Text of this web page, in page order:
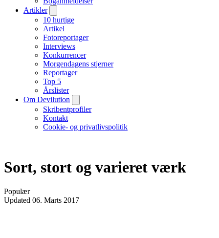
Artikler
10 hurtige
Artikel
Fotoreportager
Interviews
Konkurrencer
Morgendagens stjerner
Reportager
Top 5
Årslister
Om Devilution
Skribentprofiler
Kontakt
Cookie- og privatlivspolitik
Sort, stort og varieret værk
Populær
Updated 06. Marts 2017